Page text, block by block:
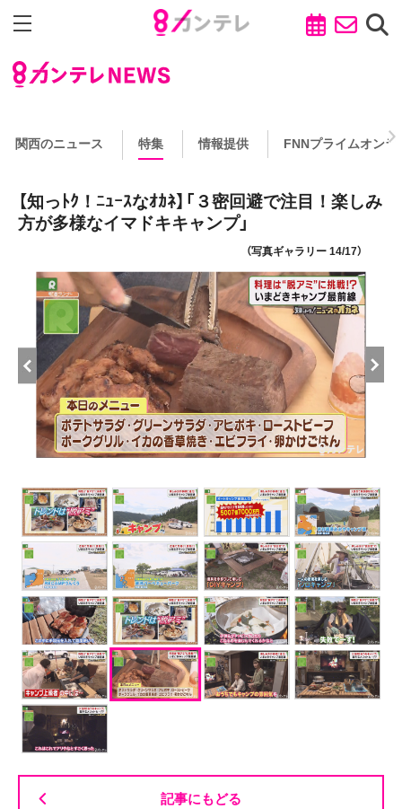
関西のニュース 特集 情報提供 FNNプライムオンラ
【知っﾄｸ！ﾆｭｰｽなｵｶﾈ】「３密回避で注目！楽しみ
方が多様なイマドキキャンプ」
（写真ギャラリー 14/17）
記事にもどる